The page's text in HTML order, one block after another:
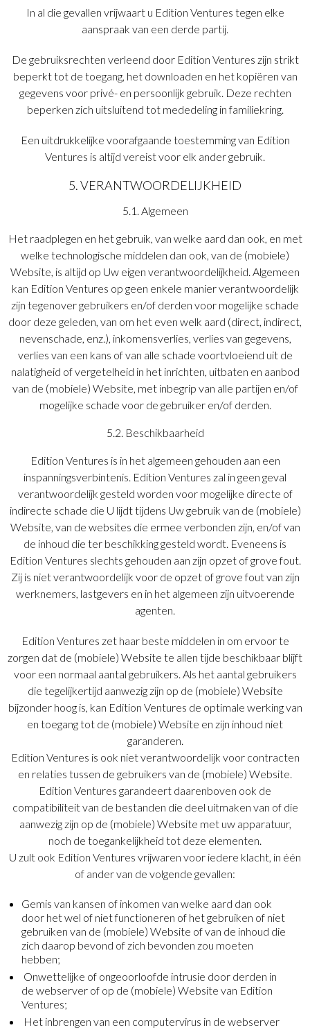
In al die gevallen vrijwaart u Edition Ventures tegen elke
aanspraak van een derde partij.
De gebruiksrechten verleend door Edition Ventures zijn strikt
beperkt tot de toegang, het downloaden en het kopiëren van
gegevens voor privé- en persoonlijk gebruik. Deze rechten
beperken zich uitsluitend tot mededeling in familiekring.
Een uitdrukkelijke voorafgaande toestemming van Edition
Ventures is altijd vereist voor elk ander gebruik.
5. VERANTWOORDELIJKHEID
5.1. Algemeen
Het raadplegen en het gebruik, van welke aard dan ook, en met
welke technologische middelen dan ook, van de (mobiele)
Website, is altijd op Uw eigen verantwoordelijkheid. Algemeen
kan Edition Ventures op geen enkele manier verantwoordelijk
zijn tegenover gebruikers en/of derden voor mogelijke schade
door deze geleden, van om het even welk aard (direct, indirect,
nevenschade, enz.), inkomensverlies, verlies van gegevens,
verlies van een kans of van alle schade voortvloeiend uit de
nalatigheid of vergetelheid in het inrichten, uitbaten en aanbod
van de (mobiele) Website, met inbegrip van alle partijen en/of
mogelijke schade voor de gebruiker en/of derden.
5.2. Beschikbaarheid
Edition Ventures is in het algemeen gehouden aan een
inspanningsverbintenis. Edition Ventures zal in geen geval
verantwoordelijk gesteld worden voor mogelijke directe of
indirecte schade die U lijdt tijdens Uw gebruik van de (mobiele)
Website, van de websites die ermee verbonden zijn, en/of van
de inhoud die ter beschikking gesteld wordt. Eveneens is
Edition Ventures slechts gehouden aan zijn opzet of grove fout.
Zij is niet verantwoordelijk voor de opzet of grove fout van zijn
werknemers, lastgevers en in het algemeen zijn uitvoerende
agenten.
Edition Ventures zet haar beste middelen in om ervoor te
zorgen dat de (mobiele) Website te allen tijde beschikbaar blijft
voor een normaal aantal gebruikers. Als het aantal gebruikers
die tegelijkertijd aanwezig zijn op de (mobiele) Website
bijzonder hoog is, kan Edition Ventures de optimale werking van
en toegang tot de (mobiele) Website en zijn inhoud niet
garanderen.
Edition Ventures is ook niet verantwoordelijk voor contracten
en relaties tussen de gebruikers van de (mobiele) Website.
Edition Ventures garandeert daarenboven ook de
compatibiliteit van de bestanden die deel uitmaken van of die
aanwezig zijn op de (mobiele) Website met uw apparatuur,
noch de toegankelijkheid tot deze elementen.
U zult ook Edition Ventures vrijwaren voor iedere klacht, in één
of ander van de volgende gevallen:
Gemis van kansen of inkomen van welke aard dan ook
door het wel of niet functioneren of het gebruiken of niet
gebruiken van de (mobiele) Website of van de inhoud die
zich daarop bevond of zich bevonden zou moeten
hebben;
Onwettelijke of ongeoorloofde intrusie door derden in
de webserver of op de (mobiele) Website van Edition
Ventures;
Het inbrengen van een computervirus in de webserver